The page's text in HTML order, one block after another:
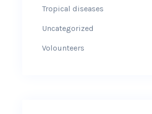
Tropical diseases
Uncategorized
Volounteers